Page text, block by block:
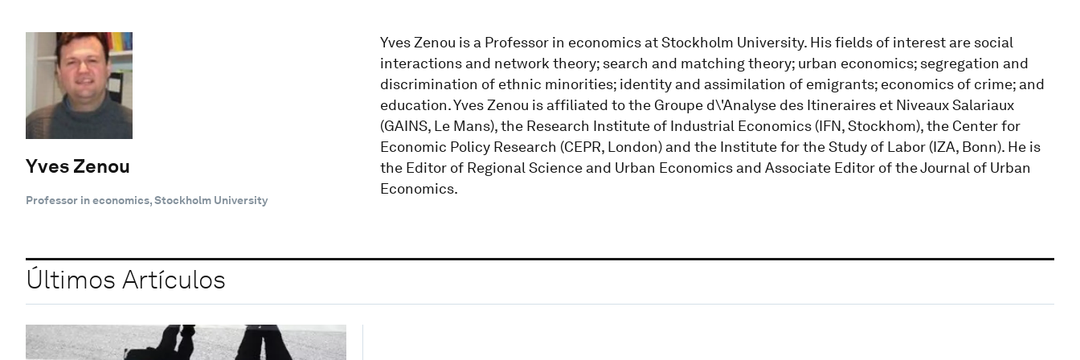
Yves Zenou
Professor in economics, Stockholm University
Yves Zenou is a Professor in economics at Stockholm University. His fields of interest are social
interactions and network theory; search and matching theory; urban economics; segregation and
discrimination of ethnic minorities; identity and assimilation of emigrants; economics of crime; and
education. Yves Zenou is affiliated to the Groupe d\'Analyse des Itineraires et Niveaux Salariaux
(GAINS, Le Mans), the Research Institute of Industrial Economics (IFN, Stockhom), the Center for
Economic Policy Research (CEPR, London) and the Institute for the Study of Labor (IZA, Bonn). He is
the Editor of Regional Science and Urban Economics and Associate Editor of the Journal of Urban
Economics.
Últimos Artículos